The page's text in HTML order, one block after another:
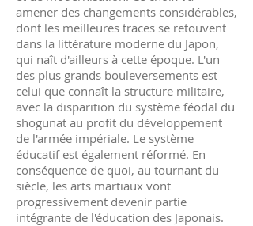
amener des changements considérables,
dont les meilleures traces se retouvent
dans la littérature moderne du Japon,
qui naît d'ailleurs à cette époque. L'un
des plus grands bouleversements est
celui que connaît la structure militaire,
avec la disparition du système féodal du
shogunat au profit du développement
de l'armée impériale. Le système
éducatif est également réformé. En
conséquence de quoi, au tournant du
siècle, les arts martiaux vont
progressivement devenir partie
intégrante de l'éducation des Japonais.